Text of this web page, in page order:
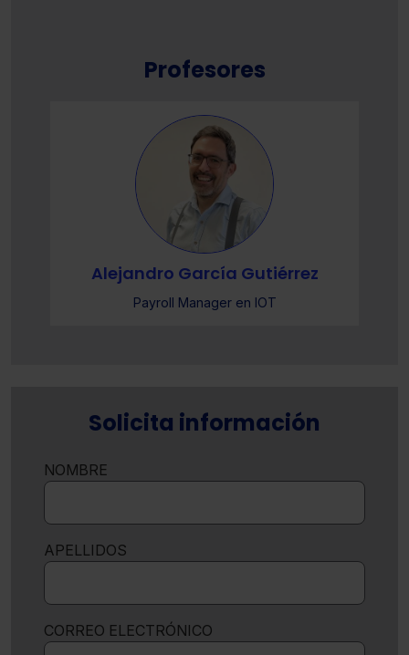
Profesores
Alejandro García Gutiérrez
Payroll Manager en IOT
Solicita información
NOMBRE
APELLIDOS
CORREO ELECTRÓNICO